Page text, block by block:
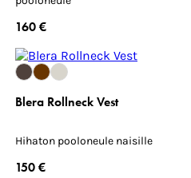
160 €
Blera Rollneck Vest
Hihaton pooloneule naisille
150 €